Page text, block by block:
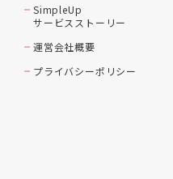
SimpleUp
サービスストーリー
運営会社概要
プライバシーポリシー